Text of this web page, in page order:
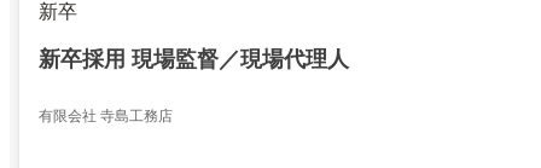
新卒
新卒採用 現場監督／現場代理人
有限会社 寺島工務店